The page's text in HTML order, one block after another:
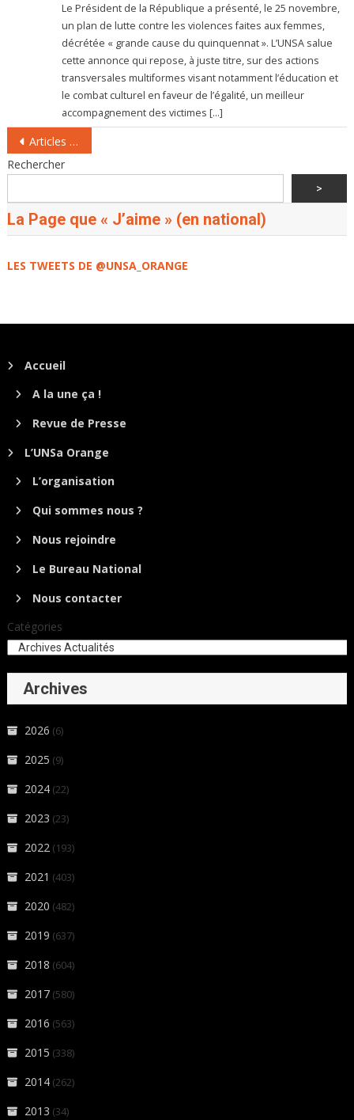
Le Président de la République a présenté, le 25 novembre,
un plan de lutte contre les violences faites aux femmes,
décrétée « grande cause du quinquennat ». L’UNSA salue
cette annonce qui repose, à juste titre, sur des actions
transversales multiformes visant notamment l’éducation et
le combat culturel en faveur de l’égalité, un meilleur
accompagnement des victimes […]
Navigation
des
articles
Articles plus anciens
Rechercher
>
La Page que « J’aime » (en national)
LES TWEETS DE @UNSA_ORANGE
Accueil
A la une ça !
Revue de Presse
L’UNSa Orange
L’organisation
Qui sommes nous ?
Nous rejoindre
Le Bureau National
Nous contacter
Catégories
Archives
2026 (6)
2025 (9)
2024 (22)
2023 (23)
2022 (193)
2021 (403)
2020 (482)
2019 (637)
2018 (604)
2017 (580)
2016 (563)
2015 (338)
2014 (262)
2013 (34)